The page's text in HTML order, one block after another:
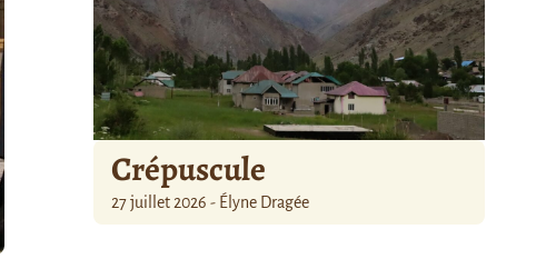
Crépuscule
27 juillet 2026 - Élyne Dragée